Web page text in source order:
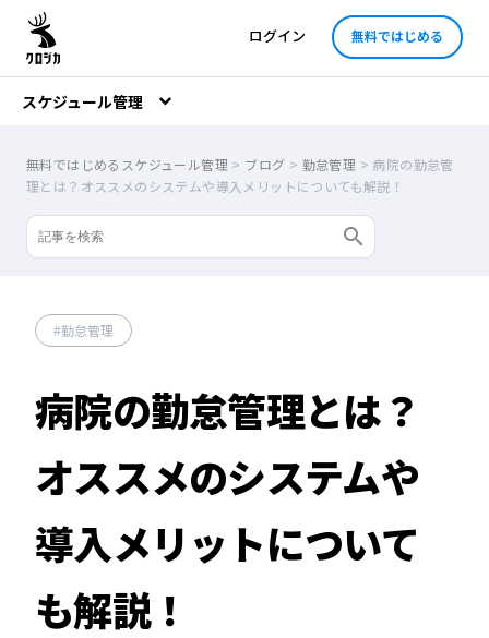
ログイン 無料ではじめる
スケジュール管理
無料ではじめるスケジュール管理 > ブログ > 勤怠管理 > 病院の勤怠管
理とは？オススメのシステムや導入メリットについても解説！
勤怠管理
病院の勤怠管理とは？
オススメのシステムや
導入メリットについて
も解説！